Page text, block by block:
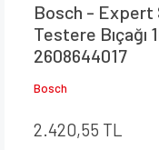
Bosch - Expert
Testere Bıçağı
2608644017
Bosch
2.420,55 TL